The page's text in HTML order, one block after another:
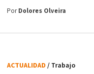
PorDolores Olveira
ACTUALIDAD / Trabajo